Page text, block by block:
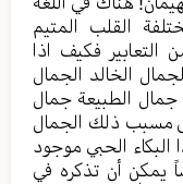
القلب المتیم
التعابیر فکیف اذا
الخالد الجمال
الطبیعة جمال
مسبب ذلك الجمال
الحبي موجود
یمکن أن تذکره في